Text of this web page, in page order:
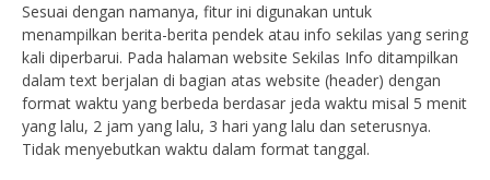
Sesuai dengan namanya, fitur ini digunakan untuk
menampilkan berita-berita pendek atau info sekilas yang sering
kali diperbarui. Pada halaman website Sekilas Info ditampilkan
dalam text berjalan di bagian atas website (header) dengan
format waktu yang berbeda berdasar jeda waktu misal 5 menit
yang lalu, 2 jam yang lalu, 3 hari yang lalu dan seterusnya.
Tidak menyebutkan waktu dalam format tanggal.